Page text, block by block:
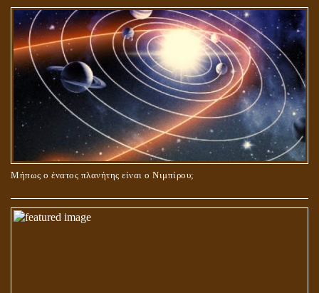
Μήπως ο ένατος πλανήτης είναι ο Νιμπίρου;